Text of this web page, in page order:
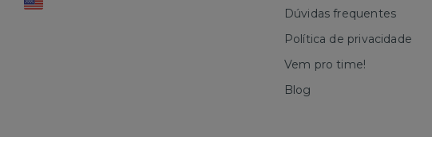
Dúvidas frequentes
Política de privacidade
Vem pro time!
Blog